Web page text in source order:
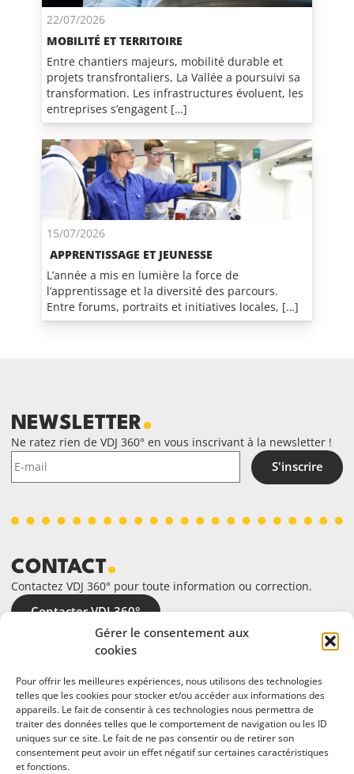
Gérer le consentement aux
cookies
Pour offrir les meilleures expériences, nous utilisons des technologies
telles que les cookies pour stocker et/ou accéder aux informations des
appareils. Le fait de consentir à ces technologies nous permettra de
traiter des données telles que le comportement de navigation ou les ID
uniques sur ce site. Le fait de ne pas consentir ou de retirer son
consentement peut avoir un effet négatif sur certaines caractéristiques
et fonctions.
22/07/2026
MOBILITÉ ET TERRITOIRE
Entre chantiers majeurs, mobilité durable et
projets transfrontaliers, La Vallée a poursuivi sa
transformation. Les infrastructures évoluent, les
entreprises s’engagent […]
15/07/2026
APPRENTISSAGE ET JEUNESSE
L’année a mis en lumière la force de
l’apprentissage et la diversité des parcours.
Entre forums, portraits et initiatives locales, […]
NEWSLETTER
Ne ratez rien de VDJ 360° en vous inscrivant à la newsletter !
S'inscrire
CONTACT
Contactez VDJ 360° pour toute information ou correction.
Contacter VDJ 360°